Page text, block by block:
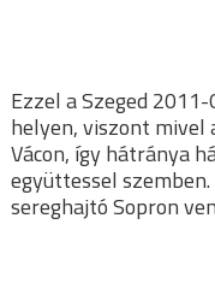
Ezzel a Szeged
helyen, viszont
Vácon, így hátránya
együttessel
sereghajtó Sopron